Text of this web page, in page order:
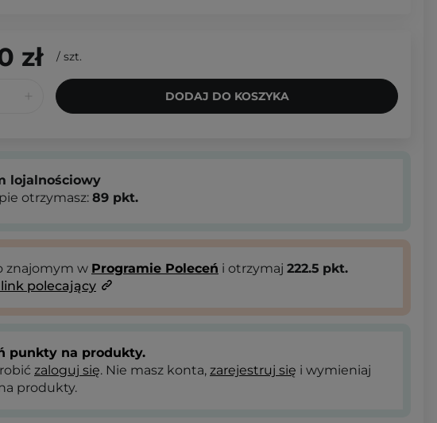
zł / szt.
DODAJ DO KOSZYKA
lojalnościowy
otrzymasz: 89 pkt.
znajomym w Programie Poleceń i otrzymaj 222.5 pkt.
polecający
punkty na produkty.
zaloguj się. Nie masz konta, zarejestruj się i wymieniaj
produkty.